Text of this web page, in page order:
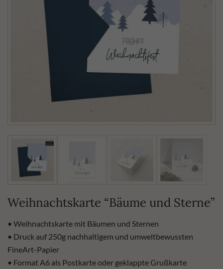
Weihnachtskarte “Bäume und Sterne”
• Weihnachtskarte mit Bäumen und Sternen
• Druck auf 250g nachhaltigem und umweltbewussten
FineArt-Papier
• Format A6 als Postkarte oder geklappte Grußkarte